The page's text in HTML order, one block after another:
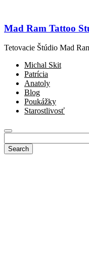
Mad Ram Tattoo
Tetovacie Štúdio Mad
Michal Skit
Patrícia
Anatoly
Blog
Poukážky
Starostlivosť